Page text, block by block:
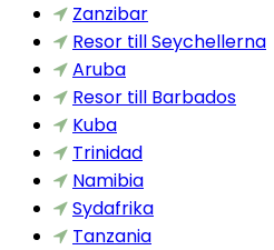
Zanzibar
Resor till Seychellerna
Aruba
Resor till Barbados
Kuba
Trinidad
Namibia
Sydafrika
Tanzania